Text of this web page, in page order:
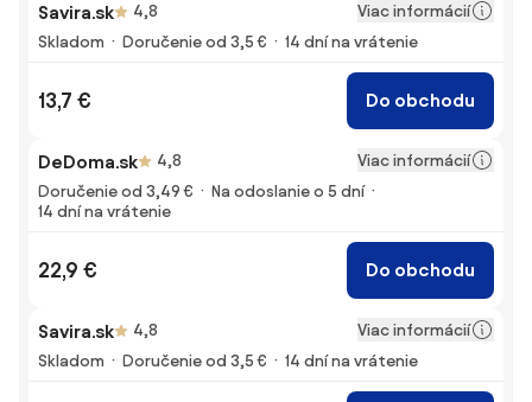
Savira.sk 4,8
Viac informácií
Skladom
Doručenie od 3,5 € 14 dní na vrátenie
13,7 € Do obchodu
DeDoma.sk 4,8
Viac informácií
Doručenie od 3,49 €
Na odoslanie o 5 dní
14 dní na vrátenie
22,9 € Do obchodu
Savira.sk 4,8
Viac informácií
Skladom
Doručenie od 3,5 € 14 dní na vrátenie